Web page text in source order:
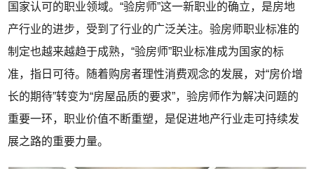
国家认可的职业领域。“验房师”这一新职业的确立，是房地
产行业的进步，受到了行业的广泛关注。验房师职业标准的
制定也越来越趋于成熟，“验房师”职业标准成为国家的标
准，指日可待。随着购房者理性消费观念的发展，对“房价增
长的期待”转变为“房屋品质的要求”，验房师作为解决问题的
重要一环，职业价值不断重塑，是促进地产行业走可持续发
展之路的重要力量。